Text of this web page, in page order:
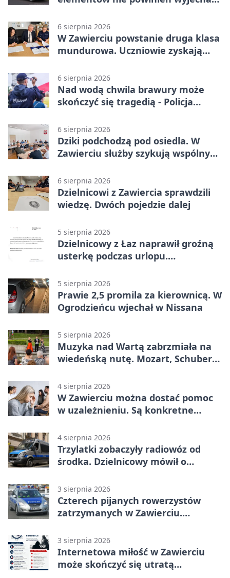
6 sierpnia 2026
W Zawierciu powstanie druga klasa
mundurowa. Uczniowie zyskają
6 sierpnia 2026
Nad wodą chwila brawury może
skończyć się tragedią - Policja
6 sierpnia 2026
Dziki podchodzą pod osiedla. W
Zawierciu służby szykują wspólny
6 sierpnia 2026
Dzielnicowi z Zawiercia sprawdzili
wiedzę. Dwóch pojedzie dalej
5 sierpnia 2026
Dzielnicowy z Łaz naprawił groźną
usterkę podczas urlopu.
5 sierpnia 2026
Prawie 2,5 promila za kierownicą. W
Ogrodzieńcu wjechał w Nissana
5 sierpnia 2026
Muzyka nad Wartą zabrzmiała na
wiedeńską nutę. Mozart, Schubert i
4 sierpnia 2026
W Zawierciu można dostać pomoc
w uzależnieniu. Są konkretne
4 sierpnia 2026
Trzylatki zobaczyły radiowóz od
środka. Dzielnicowy mówił o
3 sierpnia 2026
Czterech pijanych rowerzystów
zatrzymanych w Zawierciu.
3 sierpnia 2026
Internetowa miłość w Zawierciu
może skończyć się utratą